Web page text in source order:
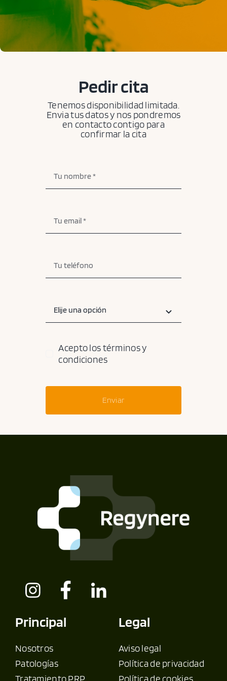
Blog
Contacto
Pedir cita
Tenemos disponibilidad limitada.
Envia tus datos y nos pondremos
en contacto contigo para
confirmar la cita
Acepto los términos y
condiciones
Enviar
Principal
Nosotros
Patologías
Legal
Aviso legal
Política de privacidad